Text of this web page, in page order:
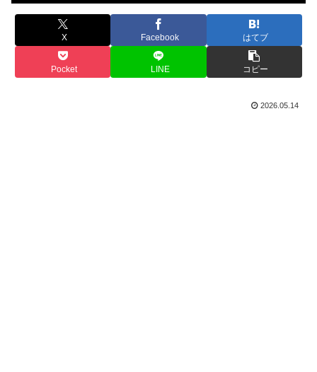
X Facebook はてブ
Pocket LINE コピー
2026.05.14